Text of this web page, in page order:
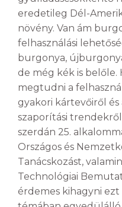
eredetileg Dél-
növény. Van ám
felhasználási
burgonya,
de még kék is
megtudni a
gyakori kártevőiről
szaporítási
szerdán 25.
Országos és
Tanácskozást,
Technológiai
érdemes kihagyni ezt